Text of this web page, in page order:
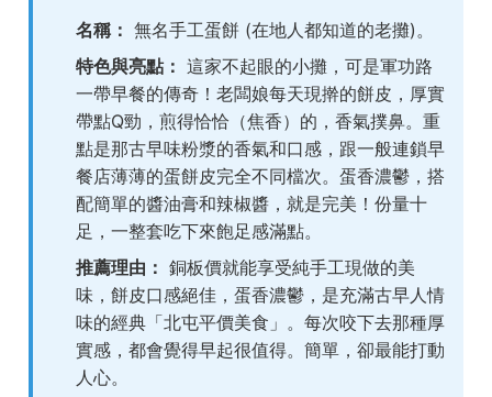
名稱： 無名手工蛋餅 (在地人都知道的老攤)。
特色與亮點： 這家不起眼的小攤，可是軍功路
一帶早餐的傳奇！老闆娘每天現擀的餅皮，厚實
帶點Q勁，煎得恰恰（焦香）的，香氣撲鼻。重
點是那古早味粉漿的香氣和口感，跟一般連鎖早
餐店薄薄的蛋餅皮完全不同檔次。蛋香濃鬱，搭
配簡單的醬油膏和辣椒醬，就是完美！份量十
足，一整套吃下來飽足感滿點。
推薦理由： 銅板價就能享受純手工現做的美
味，餅皮口感絕佳，蛋香濃鬱，是充滿古早人情
味的經典「北屯平價美食」。每次咬下去那種厚
實感，都會覺得早起很值得。簡單，卻最能打動
人心。